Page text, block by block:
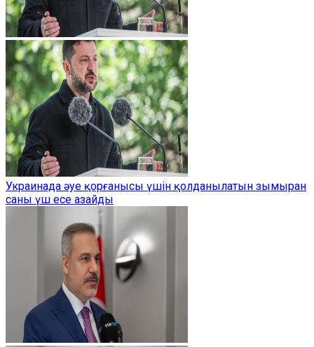
Украинада әуе қорғанысы үшін қолданылатын зымыран
саны үш есе азайды